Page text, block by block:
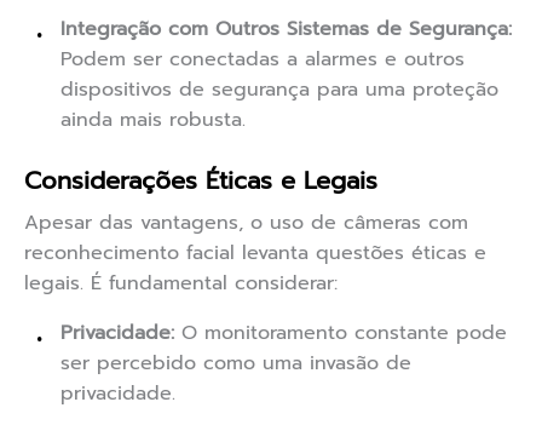
Integração com Outros Sistemas de Segurança:
Podem ser conectadas a alarmes e outros
dispositivos de segurança para uma proteção
ainda mais robusta.
Considerações Éticas e Legais
Apesar das vantagens, o uso de câmeras com
reconhecimento facial levanta questões éticas e
legais. É fundamental considerar:
Privacidade: O monitoramento constante pode
ser percebido como uma invasão de
privacidade.